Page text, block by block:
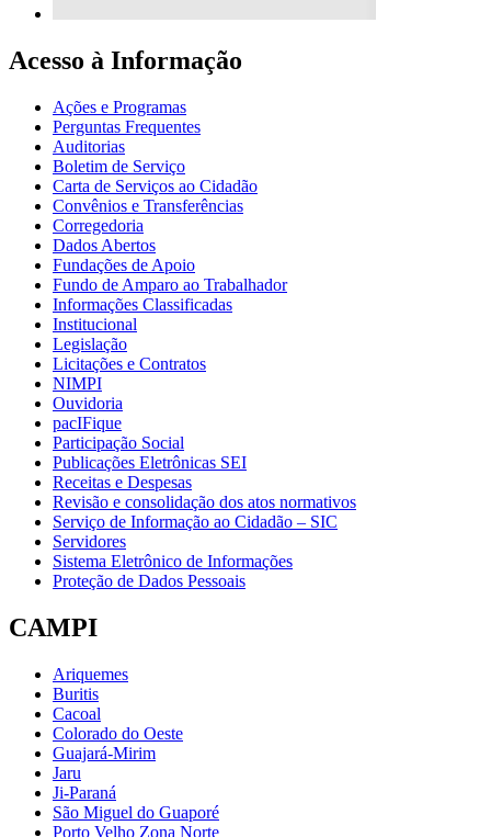
Acesso à Informação
Ações e Programas
Perguntas Frequentes
Auditorias
Boletim de Serviço
Carta de Serviços ao Cidadão
Convênios e Transferências
Corregedoria
Dados Abertos
Fundações de Apoio
Fundo de Amparo ao Trabalhador
Informações Classificadas
Institucional
Legislação
Licitações e Contratos
NIMPI
Ouvidoria
pacIFique
Participação Social
Publicações Eletrônicas SEI
Receitas e Despesas
Revisão e consolidação dos atos normativos
Serviço de Informação ao Cidadão – SIC
Servidores
Sistema Eletrônico de Informações
Proteção de Dados Pessoais
CAMPI
Ariquemes
Buritis
Cacoal
Colorado do Oeste
Guajará-Mirim
Jaru
Ji-Paraná
São Miguel do Guaporé
Porto Velho Zona Norte